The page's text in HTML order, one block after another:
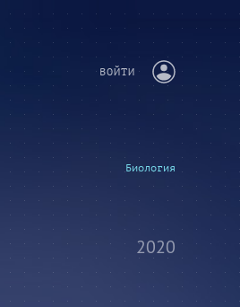
ВОЙТИ
Биология
2020